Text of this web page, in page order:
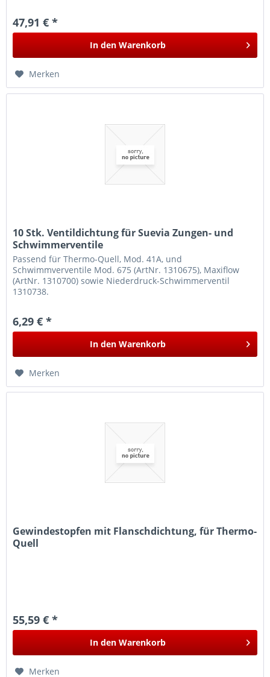
47,91 € *
In den Warenkorb
Merken
10 Stk. Ventildichtung für Suevia Zungen- und
Schwimmerventile
Passend für Thermo-Quell, Mod. 41A, und
Schwimmverventile Mod. 675 (ArtNr. 1310675), Maxiflow
(ArtNr. 1310700) sowie Niederdruck-Schwimmerventil
1310738.
6,29 € *
In den Warenkorb
Merken
Gewindestopfen mit Flanschdichtung, für Thermo-
Quell
55,59 € *
In den Warenkorb
Merken